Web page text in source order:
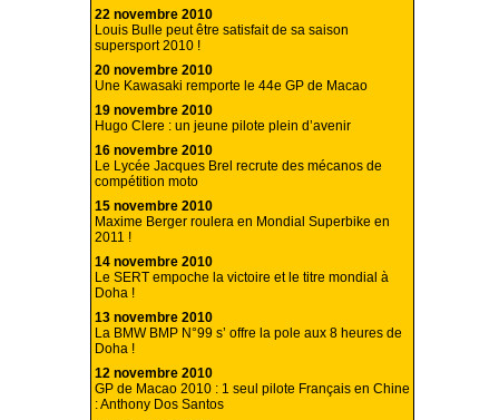
22 novembre 2010
Louis Bulle peut être satisfait de sa saison
supersport 2010 !
20 novembre 2010
Une Kawasaki remporte le 44e GP de Macao
19 novembre 2010
Hugo Clere : un jeune pilote plein d’avenir
16 novembre 2010
Le Lycée Jacques Brel recrute des mécanos de
compétition moto
15 novembre 2010
Maxime Berger roulera en Mondial Superbike en
2011 !
14 novembre 2010
Le SERT empoche la victoire et le titre mondial à
Doha !
13 novembre 2010
La BMW BMP N°99 s’ offre la pole aux 8 heures de
Doha !
12 novembre 2010
GP de Macao 2010 : 1 seul pilote Français en Chine
: Anthony Dos Santos